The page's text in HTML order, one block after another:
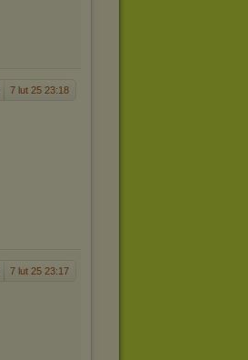
7 lut 25 23:18
7 lut 25 23:17